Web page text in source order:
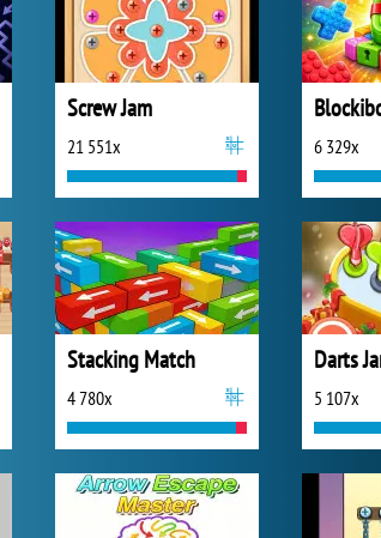
Screw Jam
21 551x 6 329x
Stacking Match
4 780x
Darts
5 107x